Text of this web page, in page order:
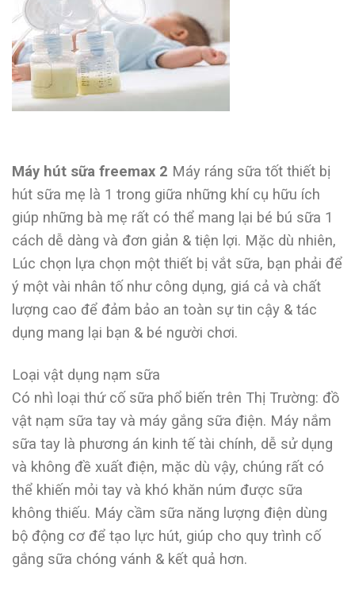
Máy hút sữa freemax 2 Máy ráng sữa tốt thiết bị
hút sữa mẹ là 1 trong giữa những khí cụ hữu ích
giúp những bà mẹ rất có thể mang lại bé bú sữa 1
cách dễ dàng và đơn giản & tiện lợi. Mặc dù nhiên,
Lúc chọn lựa chọn một thiết bị vắt sữa, bạn phải để
ý một vài nhân tố như công dụng, giá cả và chất
lượng cao để đảm bảo an toàn sự tin cậy & tác
dụng mang lại bạn & bé người chơi.
Loại vật dụng nạm sữa
Có nhì loại thứ cố sữa phổ biến trên Thị Trường: đồ
vật nạm sữa tay và máy gắng sữa điện. Máy nắm
sữa tay là phương án kinh tế tài chính, dễ sử dụng
và không đề xuất điện, mặc dù vậy, chúng rất có
thể khiến mỏi tay và khó khăn núm được sữa
không thiếu. Máy cầm sữa năng lượng điện dùng
bộ động cơ để tạo lực hút, giúp cho quy trình cố
gắng sữa chóng vánh & kết quả hơn.